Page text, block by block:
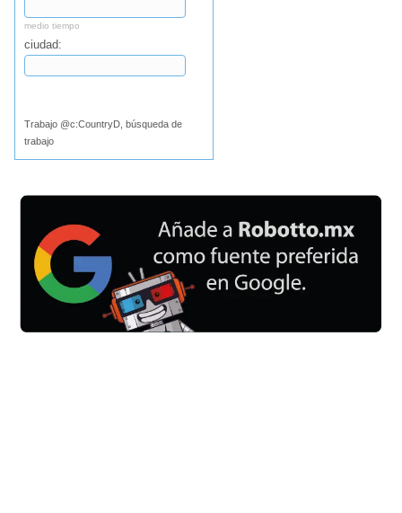
medio tiempo
ciudad:
Trabajo @c:CountryD, búsqueda de
trabajo